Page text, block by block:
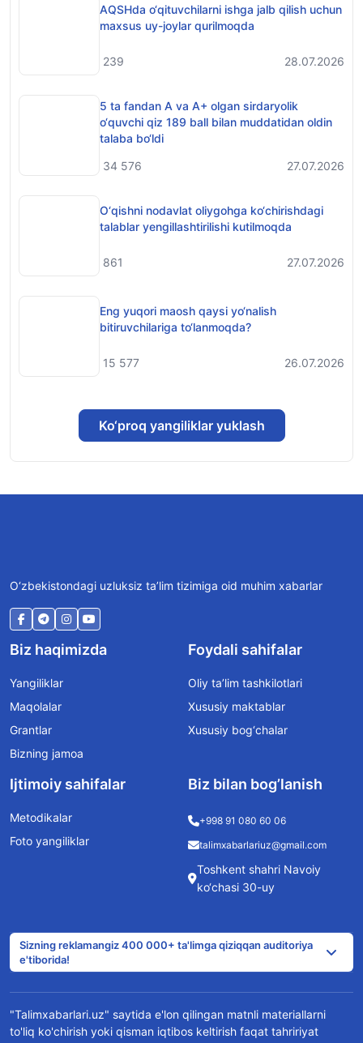
AQSHda o‘qituvchilarni ishga jalb qilish uchun
maxsus uy-joylar qurilmoqda
239 28.07.2026
5 ta fandan A va A+ olgan sirdaryolik
o‘quvchi qiz 189 ball bilan muddatidan oldin
talaba bo‘ldi
34 576
27.07.2026
O‘qishni nodavlat oliygohga ko‘chirishdagi
talablar yengillashtirilishi kutilmoqda
861 27.07.2026
Eng yuqori maosh qaysi yo‘nalish
bitiruvchilariga to‘lanmoqda?
15 577 26.07.2026
Ko‘proq yangiliklar yuklash
O‘zbekistondagi uzluksiz ta’lim tizimiga oid muhim xabarlar
Biz haqimizda
Yangiliklar
Maqolalar
Grantlar
Bizning jamoa
Foydali sahifalar
Oliy ta’lim tashkilotlari
Xususiy maktablar
Xususiy bog‘chalar
Ijtimoiy sahifalar
Metodikalar
Foto yangiliklar
Biz bilan bog’lanish
+998 91 080 60 06
talimxabarlariuz@gmail.com
Toshkent shahri Navoiy
ko‘chasi 30-uy
Sizning reklamangiz 400 000+ ta'limga qiziqqan auditoriya
e'tiborida!
"Talimxabarlari.uz" saytida e'lon qilingan matnli materiallarni
to'liq ko'chirish yoki qisman iqtibos keltirish faqat tahririyat